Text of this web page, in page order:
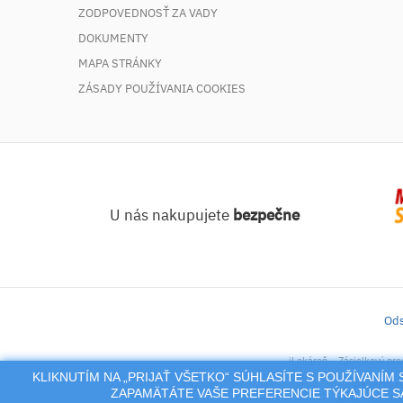
ZODPOVEDNOSŤ ZA VADY
DOKUMENTY
MAPA STRÁNKY
ZÁSADY POUŽÍVANIA COOKIES
KLIKNUTÍM NA „PRIJAŤ VŠETKO“ SÚHLASÍTE S
ZAPAMÄTÁTE VAŠE PREFERENCIE TÝKAJÚCE
U nás nakupujete bezpečne
iLekáreň – Zásielkový
Na tento
alebo